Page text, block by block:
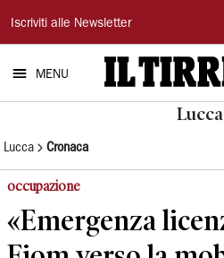
Il
Tirreno
Iscriviti alle Newsletter
MENU
Lucca
Lucca Cronaca
occupazione
«Emergenza